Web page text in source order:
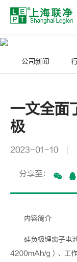
公司新闻
一文全面
极
2023-01-10
分享至：
内容简介
硅负极锂离子电
4200mAh/g ） 、工